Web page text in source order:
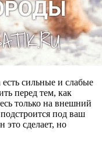
сильные и слабые
перед тем, как
только на внешний
под ваш
это сделает, но